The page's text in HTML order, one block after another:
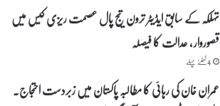
تہلکہ کے سابق ایڈیٹر ترون تیج پال عصمت ریزی کیس میں
قصوروار ، عدالت کا فیصلہ
4 گھنٹے پہلے
عمران خان کی رہائی کا مطالبہ پاکستان میں زبردست احتجاج۔